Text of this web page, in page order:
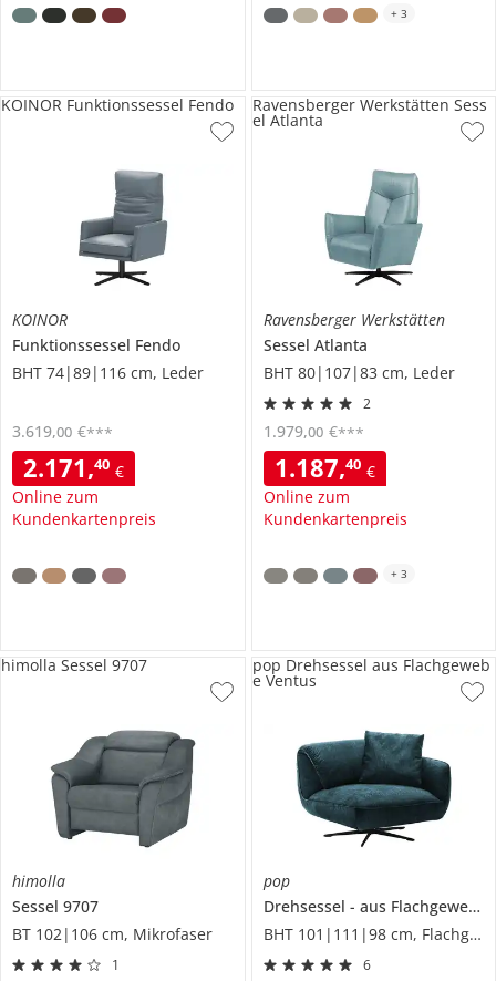
+ 3
KOINOR
Funktionssessel Fendo
BHT 74|89|116 cm, Leder
2.171,40 €
Online zum
Kundenkartenpreis
3.619,00 €***
KOINOR Funktionssessel Fendo
Ravensberger Werkstätten
Sessel Atlanta
BHT 80|107|83 cm, Leder
2
1.187,40 €
Online zum
Kundenkartenpreis
1.979,00 €***
Ravensberger Werkstätten Sess
el Atlanta
+ 3
himolla
Sessel 9707
BT 102|106 cm, Mikrofaser
1
himolla Sessel 9707
pop
Drehsessel
aus Flachgewebe
BHT 101|111|98 cm, Flachgewebe
6
pop Drehsessel aus Flachgeweb
e Ventus